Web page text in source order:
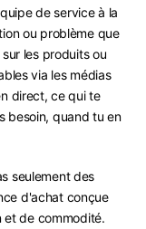
de service à la
ou problème que
les produits ou
via les médias
direct, ce qui te
besoin, quand tu en
seulement des
d'achat conçue
et de commodité.